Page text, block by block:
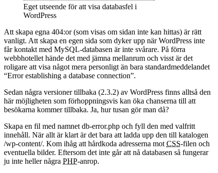
Eget utseende för att visa databasfel i
WordPress
Att skapa egna 404:or (som visas om sidan inte kan hittas) är rätt
vanligt. Att skapa en egen sida som dyker upp när WordPress inte
får kontakt med MySQL-databasen är inte svårare. På förra
webbhotellet hände det med jämna mellanrum och visst är det
roligare att visa något mera personligt än bara standardmeddelandet
“Error establishing a database connection”.
Sedan några versioner tillbaka (2.3.2) av WordPress finns alltså den
här möjligheten som förhoppningsvis kan öka chanserna till att
besökarna kommer tillbaka. Ja, hur tusan gör man då?
Skapa en fil med namnet db-error.php och fyll den med valfritt
innehåll. När allt är klart är det bara att ladda upp den till katalogen
/wp-content/. Kom ihåg att hårdkoda adresserna mot CSS-filen och
eventuella bilder. Eftersom det inte går att nå databasen så fungerar
ju inte heller några PHP-anrop.